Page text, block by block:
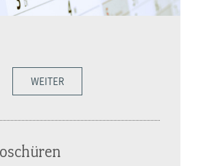
WEITER